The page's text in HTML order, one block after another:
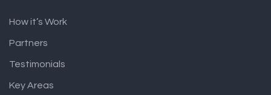
How it’s Work
Partners
Testimonials
Key Areas